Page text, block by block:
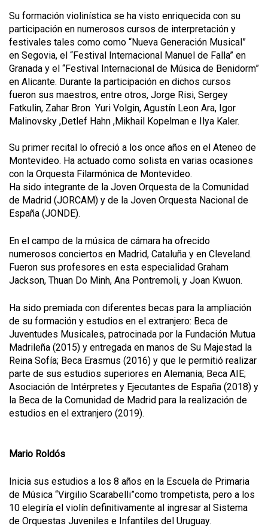
Su formación violinística se ha visto enriquecida con su
participación en numerosos cursos de interpretación y
festivales tales como como “Nueva Generación Musical”
en Segovia, el “Festival Internacional Manuel de Falla” en
Granada y el “Festival Internacional de Música de Benidorm”
en Alicante. Durante la participación en dichos cursos
fueron sus maestros, entre otros, Jorge Risi, Sergey
Fatkulin, Zahar Bron Yuri Volgin, Agustín Leon Ara, Igor
Malinovsky ,Detlef Hahn ,Mikhail Kopelman e Ilya Kaler.
Su primer recital lo ofreció a los once años en el Ateneo de
Montevideo. Ha actuado como solista en varias ocasiones
con la Orquesta Filarmónica de Montevideo.
Ha sido integrante de la Joven Orquesta de la Comunidad
de Madrid (JORCAM) y de la Joven Orquesta Nacional de
España (JONDE).
En el campo de la música de cámara ha ofrecido
numerosos conciertos en Madrid, Cataluña y en Cleveland.
Fueron sus profesores en esta especialidad Graham
Jackson, Thuan Do Minh, Ana Pontremoli, y Joan Kwuon.
Ha sido premiada con diferentes becas para la ampliación
de su formación y estudios en el extranjero: Beca de
Juventudes Musicales, patrocinada por la Fundación Mutua
Madrileña (2015) y entregada en manos de Su Majestad la
Reina Sofía; Beca Erasmus (2016) y que le permitió realizar
parte de sus estudios superiores en Alemania; Beca AIE;
Asociación de Intérpretes y Ejecutantes de España (2018) y
la Beca de la Comunidad de Madrid para la realización de
estudios en el extranjero (2019).
Mario Roldós
Inicia sus estudios a los 8 años en la Escuela de Primaria
de Música “Virgilio Scarabelli”como trompetista, pero a los
10 elegiría el violín definitivamente al ingresar al Sistema
de Orquestas Juveniles e Infantiles del Uruguay.